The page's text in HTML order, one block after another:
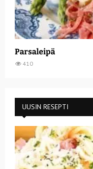
Parsaleipä
410
UUSIN RESEPTI